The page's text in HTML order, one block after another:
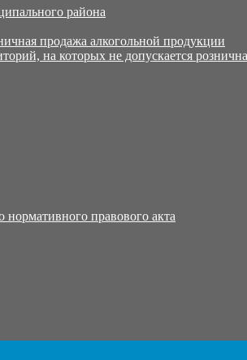
района
продажа алкогольной продукции
на которых не допускается
правового акта